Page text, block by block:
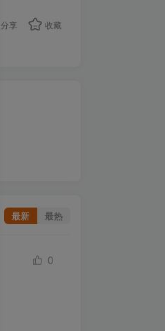
分享 收藏
最新 最热
0